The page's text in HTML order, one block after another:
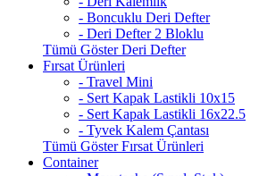
- Boncuklu Deri Defter
- Deri Defter 2 Bloklu
Tümü Göster Deri Defter
Fırsat Ürünleri
- Travel Mini
- Sert Kapak Lastikli 10x15
- Sert Kapak Lastikli 16x22.5
- Tyvek Kalem Çantası
Tümü Göster Fırsat Ürünleri
Container